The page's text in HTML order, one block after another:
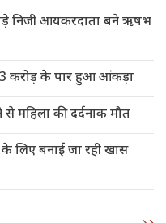
निजी आयकरदाता बने ऋषभ
3 करोड़ के पार हुआ आंकड़ा
महिला की दर्दनाक मौत
लिए बनाई जा रही खास